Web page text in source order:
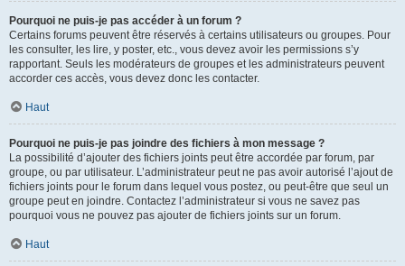
Pourquoi ne puis-je pas accéder à un forum ?
Certains forums peuvent être réservés à certains utilisateurs ou groupes. Pour
les consulter, les lire, y poster, etc., vous devez avoir les permissions s’y
rapportant. Seuls les modérateurs de groupes et les administrateurs peuvent
accorder ces accès, vous devez donc les contacter.
Haut
Pourquoi ne puis-je pas joindre des fichiers à mon message ?
La possibilité d’ajouter des fichiers joints peut être accordée par forum, par
groupe, ou par utilisateur. L’administrateur peut ne pas avoir autorisé l’ajout de
fichiers joints pour le forum dans lequel vous postez, ou peut-être que seul un
groupe peut en joindre. Contactez l’administrateur si vous ne savez pas
pourquoi vous ne pouvez pas ajouter de fichiers joints sur un forum.
Haut